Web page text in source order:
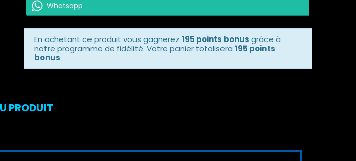
Whatsapp
En achetant ce produit vous gagnerez 195 points bonus grâce à
notre programme de fidélité. Votre panier totalisera 195 points
bonus.
PRODUIT